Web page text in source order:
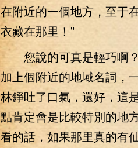
在附近的一個地方，至于
衣藏在那里！”
您說的可真是輕巧啊？
加上個附近的地域名詞，
林錚吐了口氣，還好，這
點肯定會是比較特別的地
看的話，如果那里真的有